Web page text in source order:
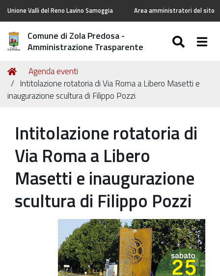
Unione Valli del Reno Lavino Samoggia Area amministratori del sito
Comune di Zola Predosa -
Amministrazione Trasparente
Tu
sei
qui:
Home
Agenda eventi
Intitolazione rotatoria di Via Roma a Libero Masetti e
inaugurazione scultura di Filippo Pozzi
Intitolazione rotatoria di
Via Roma a Libero
Masetti e inaugurazione
scultura di Filippo Pozzi
https://old.comune.zolapredosa.bo.it/events/